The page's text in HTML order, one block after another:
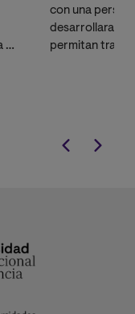
y
con una
permitan